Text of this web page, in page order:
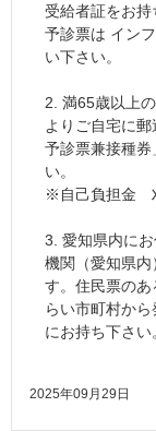
受給者証をお持
予診票は イン
い下さい。
2. 満65歳以上
よりご自宅に
予診票兼接種券
い。
※自己負担金
3. 愛知県内に
機関（愛知県内
す。住民票の
らい市町村か
にお持ち下さい
2025年09月29日